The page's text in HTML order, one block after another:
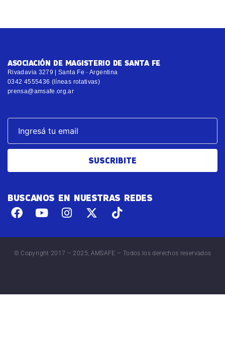
ASOCIACIÓN DE MAGISTERIO DE SANTA FE
Rivadavia 3279 | Santa Fe · Argentina
0342 4555436 (líneas rotativas)
prensa@amsafe.org.ar
SUSCRIBITE
BUSCANOS EN NUESTRAS REDES
© Copyright 2017 – 2025, AMSAFE – Todos los derechos reservados